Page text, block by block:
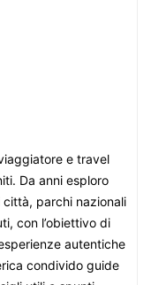
e travel
Da anni esploro
città, parchi nazionali
con l’obiettivo di
autentiche
condivido guide